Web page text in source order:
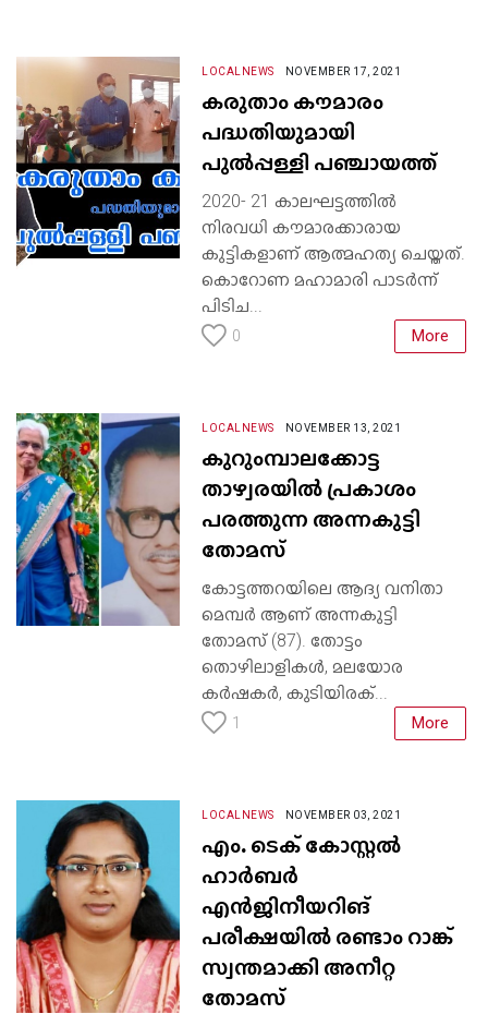
LOCALNEWS NOVEMBER 17, 2021
കരുതാം കൗമാരം
പദ്ധതിയുമായി
പുൽപ്പള്ളി പഞ്ചായത്ത്
2020- 21 കാലഘട്ടത്തിൽ
നിരവധി കൗമാരക്കാരായ
കുട്ടികളാണ് ആത്മഹത്യ ചെയ്തത്.
കൊറോണ മഹാമാരി പാടർന്ന്
പിടിച...
0 More
LOCALNEWS NOVEMBER 13, 2021
കുറുംമ്പാലക്കോട്ട
താഴ്വരയിൽ പ്രകാശം
പരത്തുന്ന അന്നകുട്ടി
തോമസ്
കോട്ടത്തറയിലെ ആദ്യ വനിതാ
മെമ്പർ ആണ് അന്നകുട്ടി
തോമസ് (87). തോട്ടം
തൊഴിലാളികൾ, മലയോര
കർഷകർ, കുടിയിരക്...
1 More
LOCALNEWS NOVEMBER 03, 2021
എം. ടെക് കോസ്റ്റൽ
ഹാർബർ
എൻജിനീയറിങ്
പരീക്ഷയിൽ രണ്ടാം റാങ്ക്
സ്വന്തമാക്കി അനീറ്റ
തോമസ്